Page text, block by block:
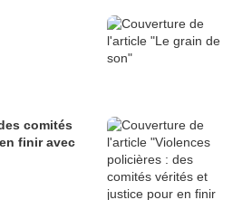
comités
finir avec